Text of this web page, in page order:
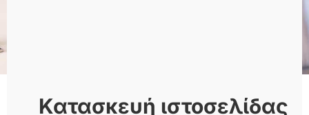
Αφήστε το πάνω μας
Κατασκευή ιστοσελίδας